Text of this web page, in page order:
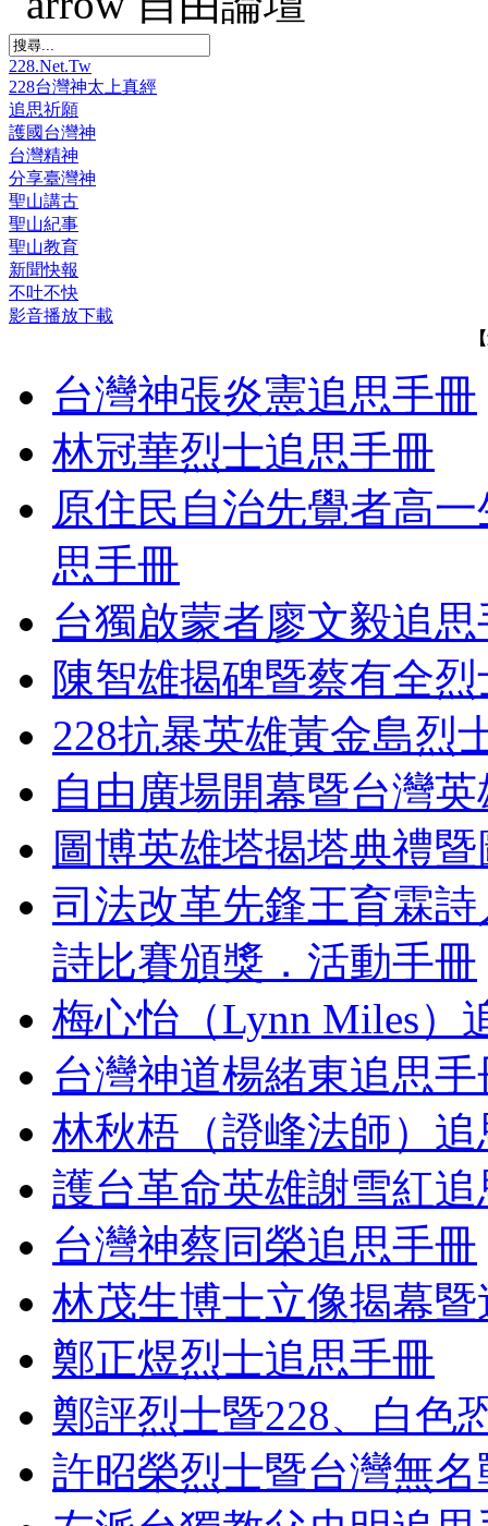
228.Net.Tw
228台灣神太上真經
追思祈願
護國台灣神
台灣精神
分享臺灣神
聖山講古
聖山紀事
聖山教育
新聞快報
不吐不快
影音播放下載
台灣神張炎憲追思手冊
林冠華烈士追思手冊
原住民自治先覺者高
思手冊
台獨啟蒙者廖文毅追
陳智雄揭碑暨蔡有全
228抗暴英雄黃金島烈
自由廣場開幕暨台灣
圖博英雄塔揭塔典禮
司法改革先鋒王育霖
詩比賽頒獎．活動手冊
梅心怡（Lynn Miles）
台灣神道楊緒東追思手
林秋梧（證峰法師）
護台革命英雄謝雪紅
台灣神蔡同榮追思手冊
林茂生博士立像揭幕
鄭正煜烈士追思手冊
鄭評烈士暨228、白色
許昭榮烈士暨台灣無